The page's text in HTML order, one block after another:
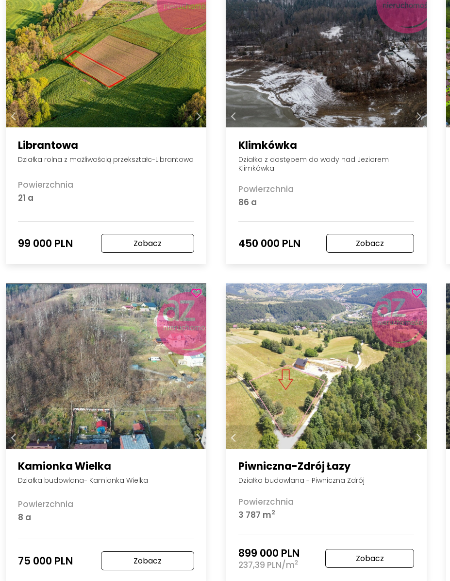
Librantowa
Działka rolna z możliwością przekształc-Librantowa
Powierzchnia
21 a
99 000 PLN Zobacz
Klimkówka
Działka z dostępem do wody nad Jeziorem
Klimkówka
Powierzchnia
86 a
450 000 PLN Zobacz
Kamionka Wielka
Działka budowlana- Kamionka Wielka
Powierzchnia
8 a
75 000 PLN Zobacz
Piwniczna-Zdrój Łazy
Działka budowlana - Piwniczna Zdrój
Powierzchnia
3 787 m2
899 000 PLN
237,39 PLN/m2 Zobacz